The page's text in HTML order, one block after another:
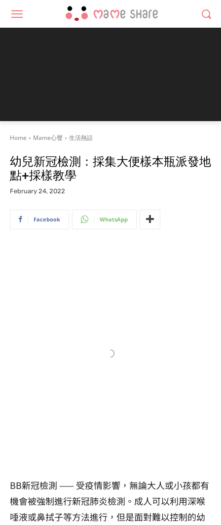
Home Mame心聲 生活熱話
幼兒新冠檢測：採集大便樣本瓶派發地
點+採樣教學
February 24, 2022
Facebook WhatsApp
BB新冠檢測 —— 受疫情影響，無論大人或小孩都有
機會被強制進行新冠肺炎檢測。成人可以利用深喉
唾液或鼻拭子等方法進行，但是面對難以控制的幼